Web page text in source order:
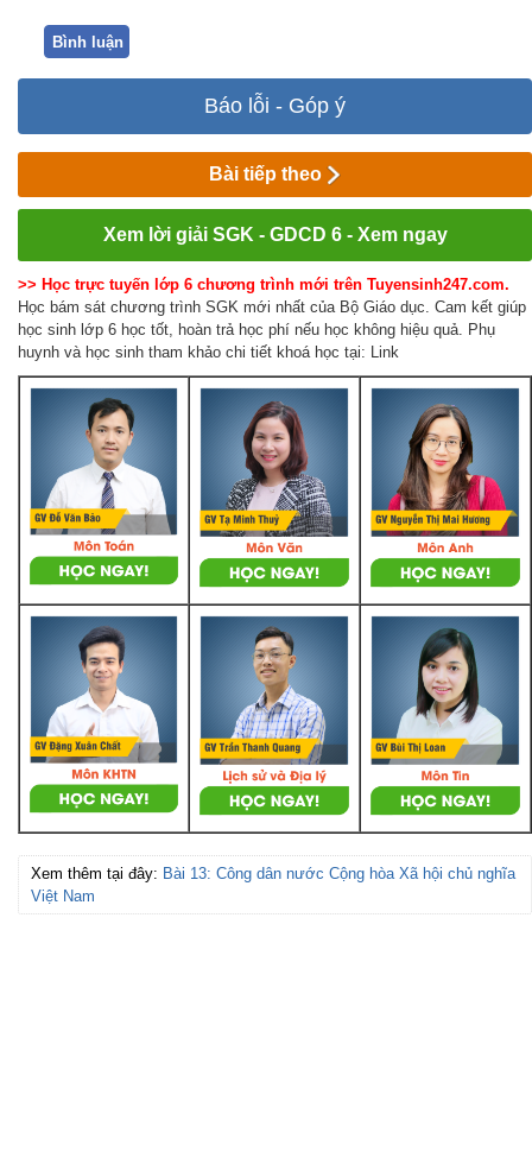
Bình luận
Báo lỗi - Góp ý
Bài tiếp theo
Xem lời giải SGK - GDCD 6 - Xem ngay
>> Học trực tuyến lớp 6 chương trình mới trên Tuyensinh247.com.
Học bám sát chương trình SGK mới nhất của Bộ Giáo dục. Cam kết giúp
học sinh lớp 6 học tốt, hoàn trả học phí nếu học không hiệu quả. Phụ
huynh và học sinh tham khảo chi tiết khoá học tại: Link
Xem thêm tại đây: Bài 13: Công dân nước Cộng hòa Xã hội chủ nghĩa
Việt Nam